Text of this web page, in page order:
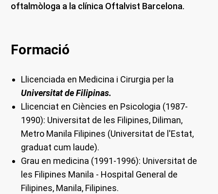
oftalmòloga a la clínica Oftalvist Barcelona.
Formació
Llicenciada en Medicina i Cirurgia per la
Universitat de Filipinas.
Llicenciat en Ciències en Psicologia (1987-
1990): Universitat de les Filipines, Diliman,
Metro Manila Filipines (Universitat de l'Estat,
graduat cum laude).
Grau en medicina (1991-1996): Universitat de
les Filipines Manila - Hospital General de
Filipines, Manila, Filipines.